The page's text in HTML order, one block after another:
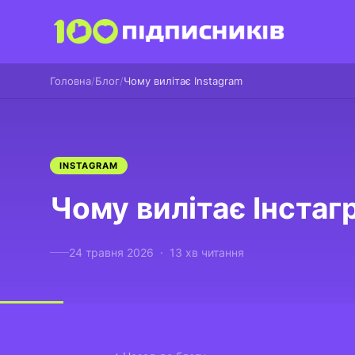
Головна Блог Чому вилітає Instagram
INSTAGRAM
Чому вилітає
24 травня 2026 · 13 хв читання